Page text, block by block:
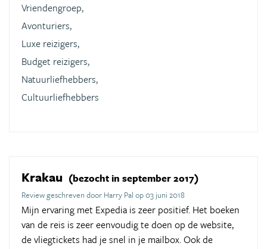
Vriendengroep,
Avonturiers,
Luxe reizigers,
Budget reizigers,
Natuurliefhebbers,
Cultuurliefhebbers
Krakau (bezocht in september 2017)
Review geschreven door Harry Pal op 03 juni 2018
Mijn ervaring met Expedia is zeer positief. Het boeken
van de reis is zeer eenvoudig te doen op de website,
de vliegtickets had je snel in je mailbox. Ook de